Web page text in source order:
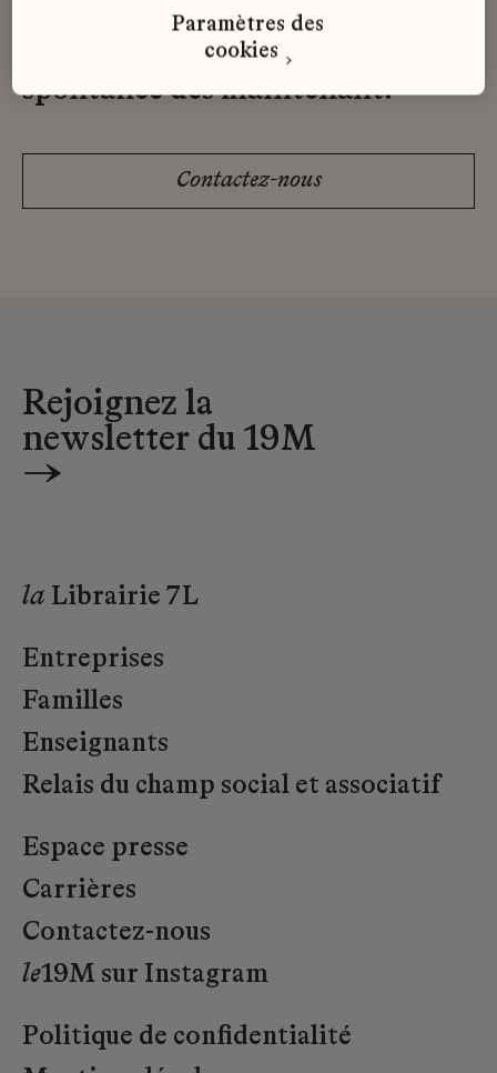
qui correspond à votre profil ?
Envoyez-nous votre candidature
spontanée dès maintenant.
Contactez-nous
Rejoignez la
newsletter du 19M
→
la Librairie 7L
Entreprises
Familles
Enseignants
Relais du champ social et associatif
Espace presse
Carrières
Contactez-nous
le19M sur Instagram
Politique de confidentialité
Paramètres des
cookies